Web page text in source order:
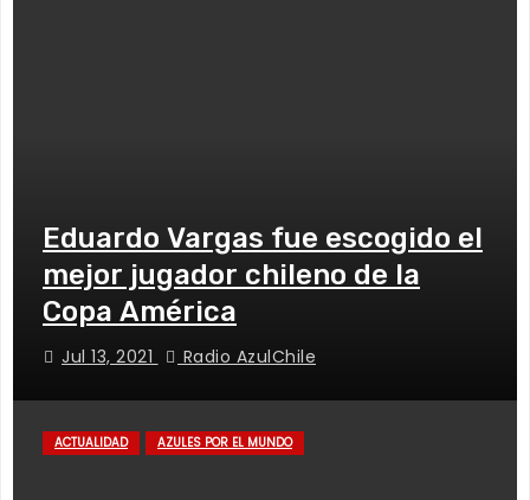
Eduardo Vargas fue escogido el
mejor jugador chileno de la
Copa América
Jul 13, 2021 Radio AzulChile
ACTUALIDAD AZULES POR EL MUNDO